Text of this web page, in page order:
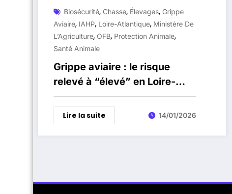
Biosécurité, Chasse, Élevages, Grippe
Aviaire, IAHP, Loire-Atlantique, Ministère De
L’Agriculture, OFB, Protection Animale,
Santé Animale
Grippe aviaire : le risque
relevé à “élevé” en Loire-
Atlantique, des restrictions
renforcées en vigueur
Lire la suite 14/01/2026